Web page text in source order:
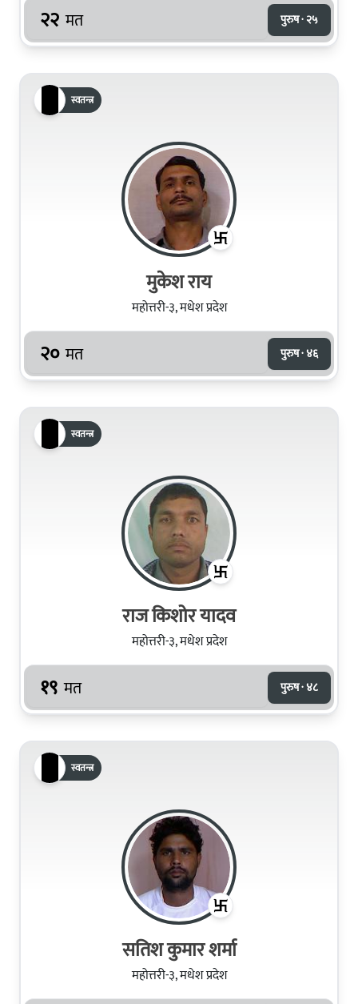
२२ मत पुरुष · २५
स्वतन्त्र
मुकेश राय
महोत्तरी-३, मधेश प्रदेश
२० मत पुरुष · ४६
स्वतन्त्र
राज किशोर यादव
महोत्तरी-३, मधेश प्रदेश
१९ मत पुरुष · ४८
स्वतन्त्र
सतिश कुमार शर्मा
महोत्तरी-३, मधेश प्रदेश